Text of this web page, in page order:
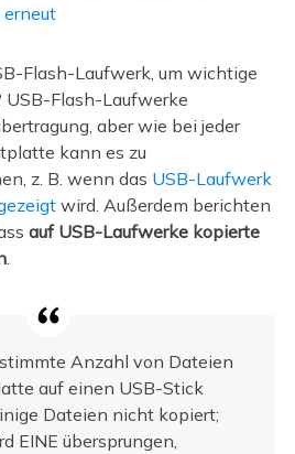
erneut
Flash-Laufwerk, um wichtige
USB-Flash-Laufwerke
aber wie bei jeder
kann es zu
z. B. wenn das USB-Laufwerk
wird. Außerdem berichten
auf USB-Laufwerke kopierte
.
Anzahl von Dateien
auf einen USB-Stick
Dateien nicht kopiert;
EINE übersprungen,